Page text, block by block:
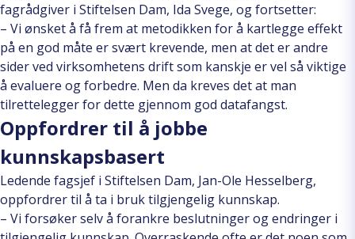
fagrådgiver i Stiftelsen Dam, Ida Svege, og fortsetter:
– Vi ønsket å få frem at metodikken for å kartlegge effekt
på en god måte er svært krevende, men at det er andre
sider ved virksomhetens drift som kanskje er vel så viktige
å evaluere og forbedre. Men da kreves det at man
tilrettelegger for dette gjennom god datafangst.
Oppfordrer til å jobbe
kunnskapsbasert
Ledende fagsjef i Stiftelsen Dam, Jan-Ole Hesselberg,
oppfordrer til å ta i bruk tilgjengelig kunnskap.
– Vi forsøker selv å forankre beslutninger og endringer i